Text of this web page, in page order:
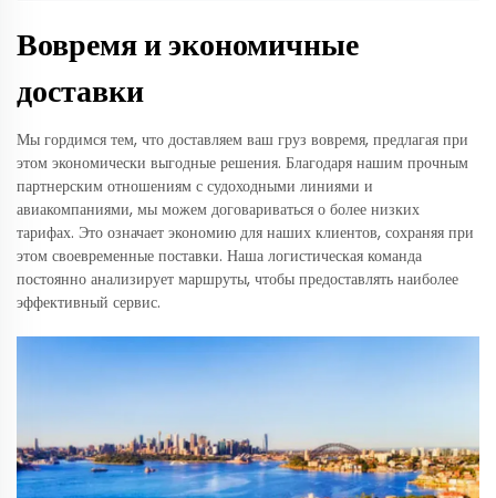
Вовремя и экономичные
доставки
Мы гордимся тем, что доставляем ваш груз вовремя, предлагая при
этом экономически выгодные решения. Благодаря нашим прочным
партнерским отношениям с судоходными линиями и
авиакомпаниями, мы можем договариваться о более низких
тарифах. Это означает экономию для наших клиентов, сохраняя при
этом своевременные поставки. Наша логистическая команда
постоянно анализирует маршруты, чтобы предоставлять наиболее
эффективный сервис.